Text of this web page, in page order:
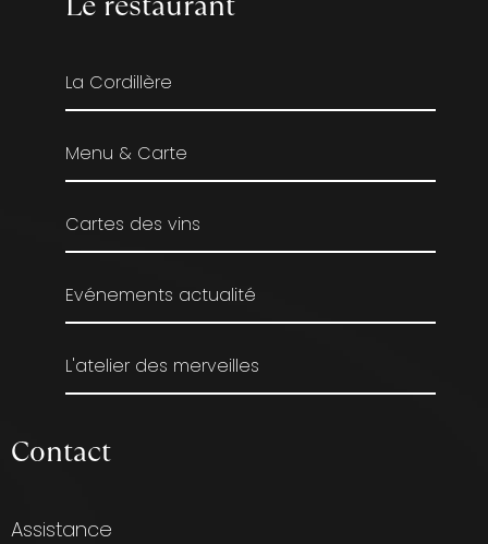
La Cordillère
Menu & Carte
Cartes des vins
Evénements actualité
L'atelier des merveilles
Contact
Assistance